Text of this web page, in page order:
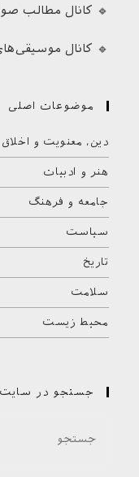
🔹 کانال مطالب
🔹 کانال
موضوعات اصلی
دین، معنویت و اخلاق
هنر و ادبیات
جامعه و فرهنگ
سیاست
تاریخ
سلامت
محیط زیست
جستجو در سایت